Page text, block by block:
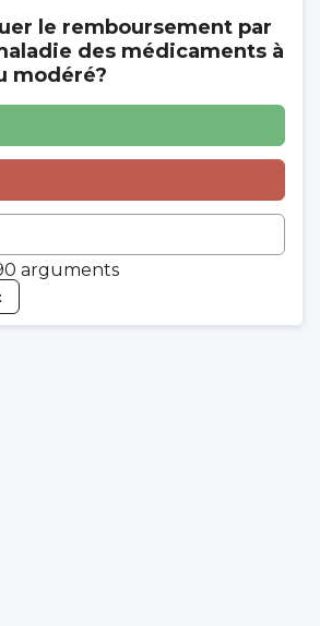
le remboursement par
des médicaments à
modéré?
arguments